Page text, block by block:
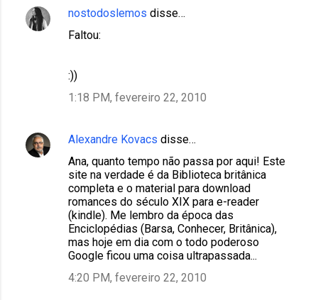
nostodoslemos disse…
Faltou:
:))
1:18 PM, fevereiro 22, 2010
Alexandre Kovacs disse…
Ana, quanto tempo não passa por aqui! Este
site na verdade é da Biblioteca britânica
completa e o material para download
romances do século XIX para e-reader
(kindle). Me lembro da época das
Enciclopédias (Barsa, Conhecer, Britânica),
mas hoje em dia com o todo poderoso
Google ficou uma coisa ultrapassada...
4:20 PM, fevereiro 22, 2010